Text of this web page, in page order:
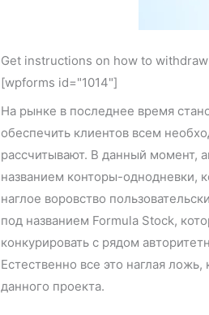
Get instructions on how to
[wpforms id="1014"]
На рынке в последнее время
обеспечить клиентов всем
рассчитывают. В данный момент,
названием конторы-однодневки,
наглое воровство
под названием Formula Stock,
конкурировать с рядом
Естественно все это наглая
данного проекта.